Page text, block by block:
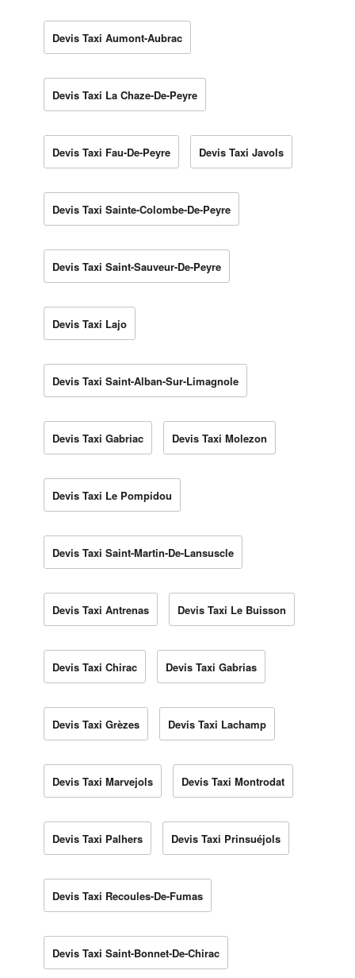
Devis Taxi Aumont-Aubrac
Devis Taxi La Chaze-De-Peyre
Devis Taxi Fau-De-Peyre Devis Taxi Javols
Devis Taxi Sainte-Colombe-De-Peyre
Devis Taxi Saint-Sauveur-De-Peyre
Devis Taxi Lajo
Devis Taxi Saint-Alban-Sur-Limagnole
Devis Taxi Gabriac Devis Taxi Molezon
Devis Taxi Le Pompidou
Devis Taxi Saint-Martin-De-Lansuscle
Devis Taxi Antrenas Devis Taxi Le Buisson
Devis Taxi Chirac Devis Taxi Gabrias
Devis Taxi Grèzes Devis Taxi Lachamp
Devis Taxi Marvejols Devis Taxi Montrodat
Devis Taxi Palhers Devis Taxi Prinsuéjols
Devis Taxi Recoules-De-Fumas
Devis Taxi Saint-Bonnet-De-Chirac